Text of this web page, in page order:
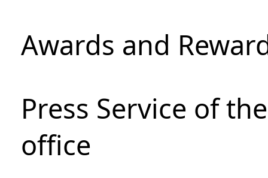
Awards and
Press Service of
office